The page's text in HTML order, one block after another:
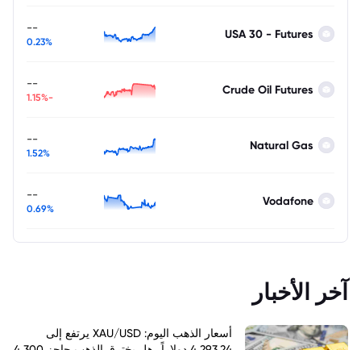
USA 30 - Futures
--
0.23%
Crude Oil Futures
--
-1.15%
Natural Gas
--
1.52%
Vodafone
--
0.69%
آخر الأخبار
أسعار الذهب اليوم: XAU/USD يرتفع إلى